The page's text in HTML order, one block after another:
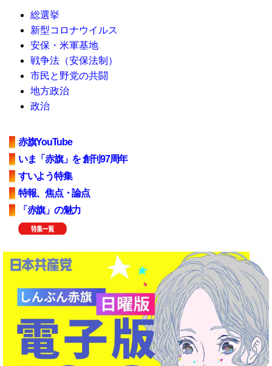
総選挙
新型コロナウイルス
安保・米軍基地
戦争法（安保法制）
市民と野党の共闘
地方政治
政治
赤旗YouTube
いま「赤旗」を 創刊97周年
すいよう特集
特報、焦点・論点
「赤旗」の魅力